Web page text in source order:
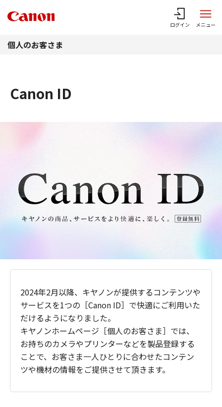
ログイン メニュー
個人のお客さま
Canon ID
2024年2月以降、キヤノンが提供するコンテンツや
サービスを1つの［Canon ID］で快適にご利用いた
だけるようになりました。
キヤノンホームページ［個人のお客さま］では、
お持ちのカメラやプリンターなどを製品登録する
ことで、お客さま一人ひとりに合わせたコンテン
ツや機材の情報をご提供させて頂きます。